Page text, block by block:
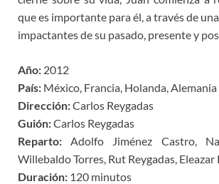
que es importante para él, a través de
impactantes de su pasado, presente y
Año: 2012
País: México, Francia, Holanda, Alemania
Dirección:Carlos Reygadas
Guión:Carlos Reygadas
Reparto: Adolfo Jiménez Castro,
Willebaldo Torres, Rut Reygadas, Eleazar
Duración: 120 minutos